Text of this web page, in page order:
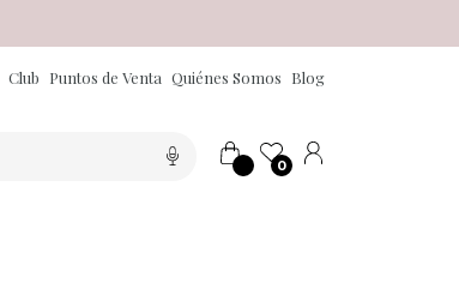
Club Puntos de Venta Quiénes Somos Blog
0